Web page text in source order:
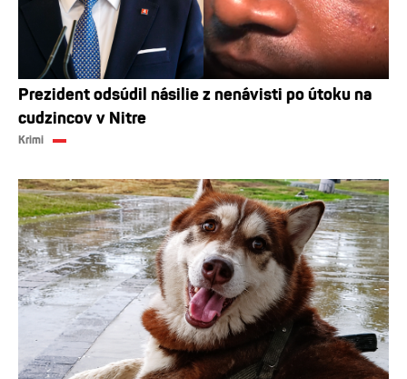
Prezident odsúdil násilie z nenávisti po útoku na
cudzincov v Nitre
Krimi